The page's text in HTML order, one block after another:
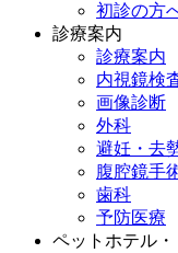
初診の方
診療案内
診療案内
内視鏡検
画像診断
外科
避妊・去
腹腔鏡手
歯科
予防医療
ペットホテル